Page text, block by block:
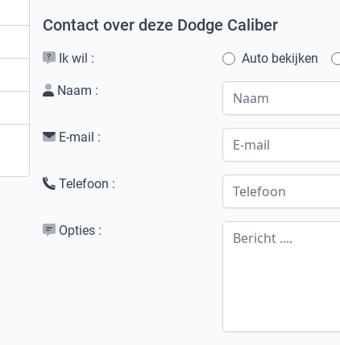
Contact over deze Dodge Caliber
Ik wil : Auto bekijken
Naam :
E-mail :
Telefoon :
Opties :